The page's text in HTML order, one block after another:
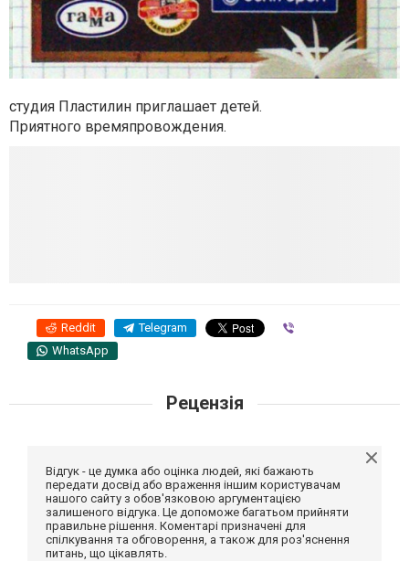
студия Пластилин приглашает детей.
Приятного времяпровождения.
Reddit Telegram
WhatsApp
Рецензія
Відгук - це думка або оцінка людей, які бажають
передати досвід або враження іншим користувачам
нашого сайту з обов'язковою аргументацією
залишеного відгука. Це допоможе багатьом прийняти
правильне рішення. Коментарі призначені для
спілкування та обговорення, а також для роз'яснення
питань, що цікавлять.